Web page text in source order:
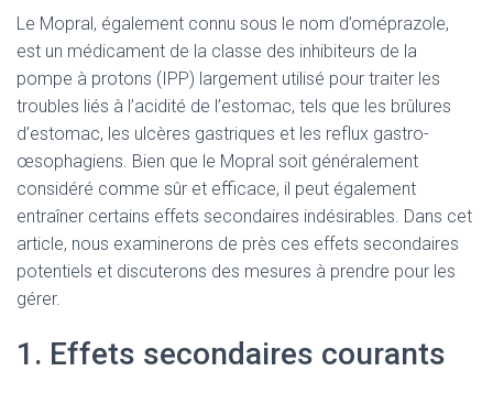
Le Mopral, également connu sous le nom d’oméprazole,
est un médicament de la classe des inhibiteurs de la
pompe à protons (IPP) largement utilisé pour traiter les
troubles liés à l’acidité de l’estomac, tels que les brûlures
d’estomac, les ulcères gastriques et les reflux gastro-
œsophagiens. Bien que le Mopral soit généralement
considéré comme sûr et efficace, il peut également
entraîner certains effets secondaires indésirables. Dans cet
article, nous examinerons de près ces effets secondaires
potentiels et discuterons des mesures à prendre pour les
gérer.
1. Effets secondaires courants